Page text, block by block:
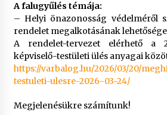
A falugyűlés témája:
– Helyi önazonosság védelméről
rendelet megalkotásának lehetősége
A rendelet-tervezet elérhető a
képviselő-testületi ülés anyagai
https://varbalog.hu/2026/03/20/
testuleti-ulesre-2026-03-24/
Megjelenésükre számítunk!